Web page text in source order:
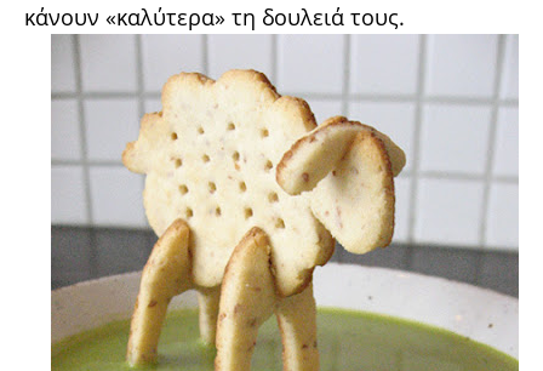
κάνουν «καλύτερα» τη δουλειά τους.